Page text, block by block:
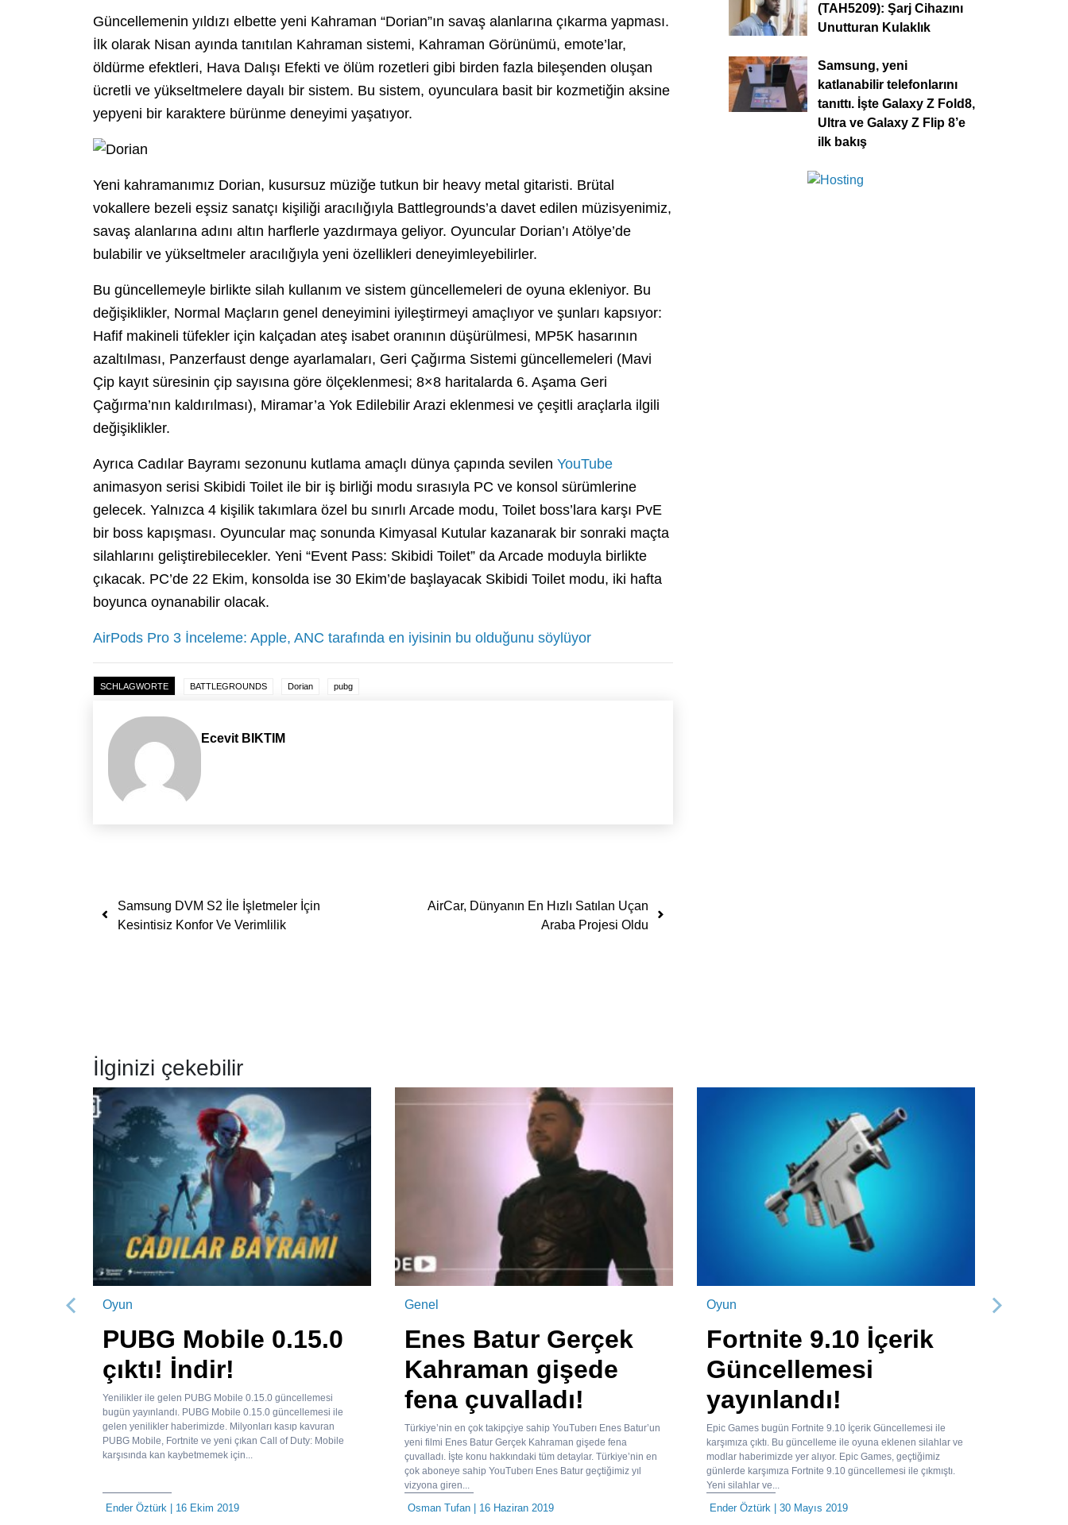
Güncellemenin yıldızı elbette yeni Kahraman “Dorian”ın savaş alanlarına çıkarma yapması.
İlk olarak Nisan ayında tanıtılan Kahraman sistemi, Kahraman Görünümü, emote’lar,
öldürme efektleri, Hava Dalışı Efekti ve ölüm rozetleri gibi birden fazla bileşenden oluşan
ücretli ve yükseltmelere dayalı bir sistem. Bu sistem, oyunculara basit bir kozmetiğin aksine
yepyeni bir karaktere bürünme deneyimi yaşatıyor.
Yeni kahramanımız Dorian, kusursuz müziğe tutkun bir heavy metal gitaristi. Brütal
vokallere bezeli eşsiz sanatçı kişiliği aracılığıyla Battlegrounds’a davet edilen müzisyenimiz,
savaş alanlarına adını altın harflerle yazdırmaya geliyor. Oyuncular Dorian’ı Atölye’de
bulabilir ve yükseltmeler aracılığıyla yeni özellikleri deneyimleyebilirler.
Bu güncellemeyle birlikte silah kullanım ve sistem güncellemeleri de oyuna ekleniyor. Bu
değişiklikler, Normal Maçların genel deneyimini iyileştirmeyi amaçlıyor ve şunları kapsıyor:
Hafif makineli tüfekler için kalçadan ateş isabet oranının düşürülmesi, MP5K hasarının
azaltılması, Panzerfaust denge ayarlamaları, Geri Çağırma Sistemi güncellemeleri (Mavi
Çip kayıt süresinin çip sayısına göre ölçeklenmesi; 8×8 haritalarda 6. Aşama Geri
Çağırma’nın kaldırılması), Miramar’a Yok Edilebilir Arazi eklenmesi ve çeşitli araçlarla ilgili
değişiklikler.
Ayrıca Cadılar Bayramı sezonunu kutlama amaçlı dünya çapında sevilen YouTube
animasyon serisi Skibidi Toilet ile bir iş birliği modu sırasıyla PC ve konsol sürümlerine
gelecek. Yalnızca 4 kişilik takımlara özel bu sınırlı Arcade modu, Toilet boss’lara karşı PvE
bir boss kapışması. Oyuncular maç sonunda Kimyasal Kutular kazanarak bir sonraki maçta
silahlarını geliştirebilecekler. Yeni “Event Pass: Skibidi Toilet” da Arcade moduyla birlikte
çıkacak. PC’de 22 Ekim, konsolda ise 30 Ekim’de başlayacak Skibidi Toilet modu, iki hafta
boyunca oynanabilir olacak.
AirPods Pro 3 İnceleme: Apple, ANC tarafında en iyisinin bu olduğunu söylüyor
SCHLAGWORTE BATTLEGROUNDS Dorian pubg
Ecevit BIKTIM
Yazı dolaşımı
Samsung DVM S2 İle İşletmeler İçin
Kesintisiz Konfor Ve Verimlilik
AirCar, Dünyanın En Hızlı Satılan Uçan
Araba Projesi Oldu
(TAH5209): Şarj Cihazını
Unutturan Kulaklık
Samsung, yeni
katlanabilir telefonlarını
tanıttı. İşte Galaxy Z Fold8,
Ultra ve Galaxy Z Flip 8’e
ilk bakış
İlginizi çekebilir
Oyun
PUBG Mobile 0.15.0
çıktı! İndir!
Yenilikler ile gelen PUBG Mobile 0.15.0 güncellemesi
bugün yayınlandı. PUBG Mobile 0.15.0 güncellemesi ile
gelen yenilikler haberimizde. Milyonları kasıp kavuran
PUBG Mobile, Fortnite ve yeni çıkan Call of Duty: Mobile
karşısında kan kaybetmemek için...
Ender Öztürk | 16 Ekim 2019
Genel
Enes Batur Gerçek
Kahraman gişede
fena çuvalladı!
Türkiye’nin en çok takipçiye sahip YouTuberı Enes Batur’un
yeni filmi Enes Batur Gerçek Kahraman gişede fena
çuvalladı. İşte konu hakkındaki tüm detaylar. Türkiye’nin en
çok aboneye sahip YouTuberı Enes Batur geçtiğimiz yıl
vizyona giren...
Osman Tufan| 16 Haziran 2019
Oyun
Fortnite 9.10 İçerik
Güncellemesi
yayınlandı!
Epic Games bugün Fortnite 9.10 İçerik Güncellemesi ile
karşımıza çıktı. Bu güncelleme ile oyuna eklenen silahlar ve
modlar haberimizde yer alıyor. Epic Games, geçtiğimiz
günlerde karşımıza Fortnite 9.10 güncellemesi ile çıkmıştı.
Yeni silahlar ve...
Ender Öztürk | 30 Mayıs 2019
Önceki Sonraki